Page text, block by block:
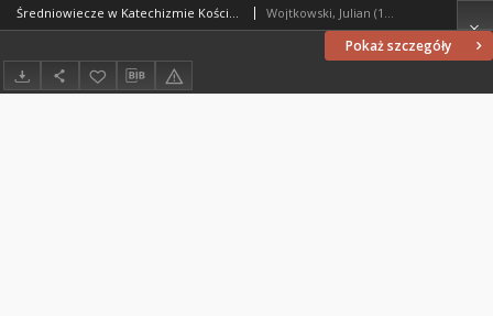
Pokaż szczegóły
Średniowiecze w Katechizmie Kościoła Katolickiego Wojtkowski, Julian (1927- )